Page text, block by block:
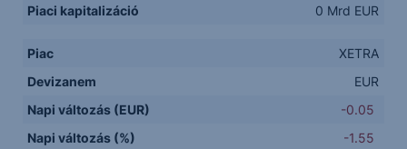
Piaci kapitalizáció
0 Mrd EUR
Piac
XETRA
Devizanem
EUR
Napi változás (EUR)
-0.05
Napi változás (%)
-1.55